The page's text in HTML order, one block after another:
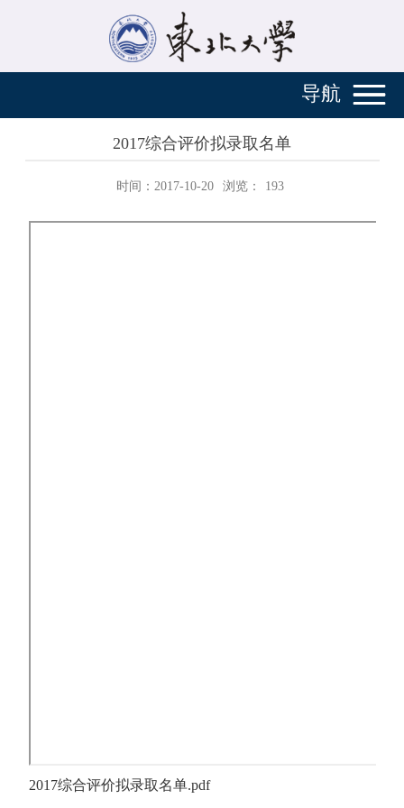
导航
2017综合评价拟录取名单
时间：2017-10-20 浏览： 193
2017综合评价拟录取名单.pdf